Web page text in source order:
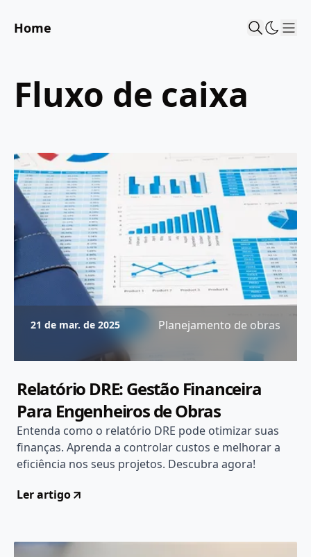
Home
fluxo de caixa
21 de mar. de 2025 Planejamento de obras
Relatório DRE: Gestão Financeira
Para Engenheiros de Obras
Entenda como o relatório DRE pode otimizar suas
finanças. Aprenda a controlar custos e melhorar a
eficiência nos seus projetos. Descubra agora!
Ler artigo